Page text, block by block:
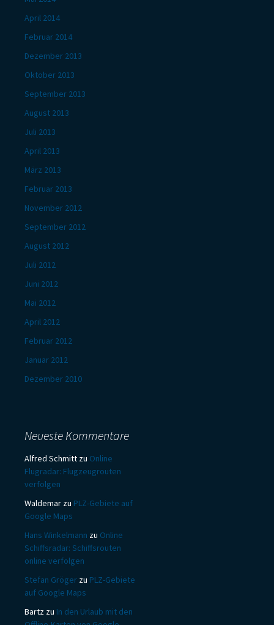
April 2014
Februar 2014
Dezember 2013
Oktober 2013
September 2013
August 2013
Juli 2013
April 2013
März 2013
Februar 2013
November 2012
September 2012
August 2012
Juli 2012
Juni 2012
Mai 2012
April 2012
Februar 2012
Januar 2012
Dezember 2010
Neueste Kommentare
Alfred Schmitt zu Online
Flugradar: Flugzeugrouten
verfolgen
Waldemar zu PLZ-Gebiete auf
Google Maps
Hans Winkelmann zu Online
Schiffsradar: Schiffsrouten
online verfolgen
Stefan Gröger zu PLZ-Gebiete
auf Google Maps
Bartz zu In den Urlaub mit den